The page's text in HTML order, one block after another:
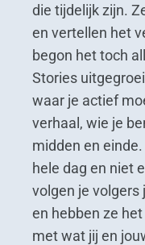
die tijdelijk zijn.
en vertellen het
begon het toch
Stories
waar je actief
verhaal, wie je
midden en
hele dag en niet
volgen je
en hebben ze
met wat jij en